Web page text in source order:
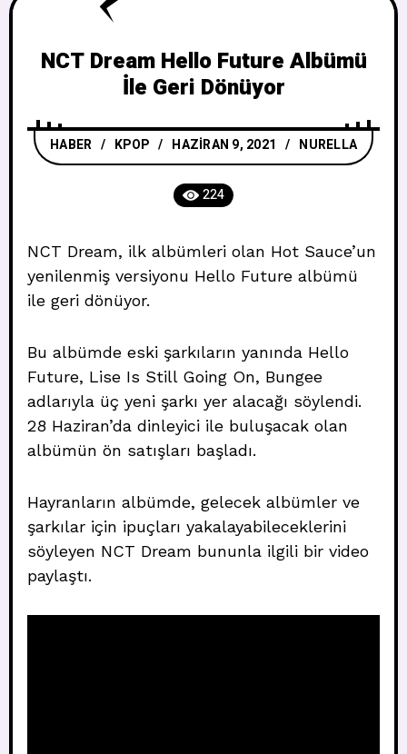
NCT Dream Hello Future Albümü
İle Geri Dönüyor
HABER / KPOP HAZIRAN 9, 2021 NURELLA
224
NCT Dream, ilk albümleri olan Hot Sauce’un
yenilenmiş versiyonu Hello Future albümü
ile geri dönüyor.
Bu albümde eski şarkıların yanında Hello
Future, Lise Is Still Going On, Bungee
adlarıyla üç yeni şarkı yer alacağı söylendi.
28 Haziran’da dinleyici ile buluşacak olan
albümün ön satışları başladı.
Hayranların albümde, gelecek albümler ve
şarkılar için ipuçları yakalayabileceklerini
söyleyen NCT Dream bununla ilgili bir video
paylaştı.